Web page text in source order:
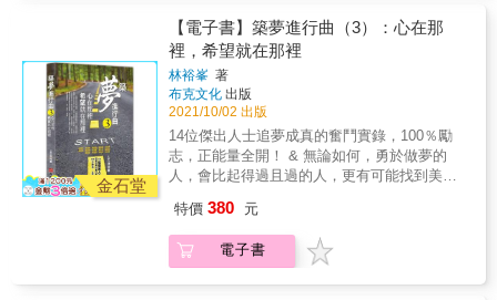
理財奠基的 張若庭 以及 我們引介一位外配身
分 熊裕老師 看看她如何立志在所處條件不優的
情況下建立富足人生 ●第二篇 越挫越勇篇 『衣
帶漸寬終不悔，為伊消得人憔悴。』 如同篇名
所示，本篇著重在經歷重大的人生困頓，也就
是築夢過程中碰到阻礙的情況，選了三位作者
展現精彩突破經歷。 包含兩位經歷婚姻挫折以
及事業低谷，如今都已闖盪出一片天的女子，
也剛好這兩位都有醫護背景，但卻以不同形式
杜月祺 創建獨一無二諮詢形式的藥局老闆 彭莉
茹 以及 我們引介一位馬來西亞朋友的人生拼鬥
故事 羅慧仲 ●第三篇 再創顛峯篇 『眾裡尋他
築夢5，我們找來九位在不同領域有各自築夢心
得的朋友，他們有的是二三十歲的年輕人，也
有奮鬥闖蕩來到中壯年的典範。 他們人生都有
各自的精彩，包含所謂傳統「功成名就」的典
型，也包含在不同產業突破提升自己的範例。
依照每位的故事分享聚焦，本書分成三大篇
章，每個篇章介紹三位達人。 提起這三個篇
章，這裡我先要引用國學大師王國維先生，所
提出的人生三大境界，也正對應著本書的三大
主題： ●第一篇 立志進取篇 『昨夜西風凋碧
針對正在築夢路上徬徨的人，選了三位不同的
作者做詮釋 包含 心靈思維層面的 曾孟如 青年
理財奠基的 張若庭 以及 我們引介一位外配身
萬身價，有的卻只是默默在各自領域服務的專
業人士；築夢的人，有大老闆、成功企業家，
也有民俗療法、心靈老師等不同民間產業的朋
友，在本輯還第一次邀請了偵探產業的專家加
入。也可以讓讀者們，在學習不同人們的奮鬥
心法時，也能初探不同職業的工作面貌。 本書
分成四大篇章，如同前面的系列專書一般，邀
請了來自不同產業，不同背景的朋友，分享不
同的築夢故事和築夢心得。 四大篇章，依著以
下順序，每大篇章邀請二至三位朋友分享： ●
青年立志篇 這幾乎是系列每本書固定的一個單
元，因為青年創業，總是很好的激勵的題材。
也藉由出版來鼓勵這些年輕人繼續打拼。本篇
包含： 優秀科技人，如何懂得人生轉型，創造
也正是我本人不斷精進思考人生的歷程。很感
恩這一路以來，我一邊透過講課與眾人互動，
一邊也跟各行各業的好友們做交流分享。我真
正學到很多，也真正感受到身邊充滿了故事，
有那麼多絕境逢生自立自強的案例、那麼多化
不可能為可能的奇蹟、那麼多令人聽了熱淚盈
眶的感動。我發現，身邊的人可以成就好幾百
本書都不為過，感恩因為這世上有那麼多願意
以人類的生活才會更加美好。 在本次築夢4專
如同往例，我們書中編輯的故事，不會著重在
同一類型，因此我們介紹的人物，有的成就千
萬身價，有的卻只是默默在各自領域服務的專
中，有剛入社會不久的年輕人，也有已在某個
產業揚名立萬的資深前輩。他們的夢想不一定
只是關於拓展事業或創造財富，也包含如何與
家人相處，還有更重要的與「自己」相處。 &
【任何年代，我們都不要忘了敢做夢更要敢築
猶記得【築夢進行曲】這一系列書系，最早是
於2017年啟動，並在隔年成書。之後於2020年
推出第二集，本書則是三年這一系列第三本問
世。 當年初次企劃本書系時，台灣還少有人聽
富；那一年各種fintech應用也還不普及，而今
大街小巷都有人在使用電子錢包；當年也不像
現在滿街都是FoodPanda或UberEats。很多改
金石堂
【電子書】築夢進行曲（3）：心在那
裡，希望就在那裡
林裕峯 著
布克文化 出版
2021/10/02 出版
14位傑出人士追夢成真的奮鬥實錄，100％勵
志，正能量全開！ & 無論如何，勇於做夢的
人，會比起得過且過的人，更有可能找到美好
的朋友，分享不同的築夢故事和築夢心得。有
剛入社會不久的年輕人，也有已在業界揚名立
萬的資深人士。他們的夢想不一定只是關於拓
特價 380 元
電子書